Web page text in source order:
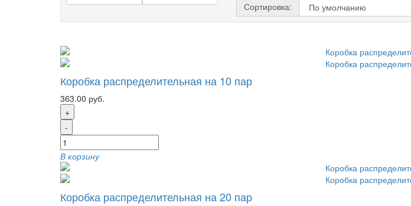
Сортировка:
Коробка распределительная на 10 пар
363.00 руб.
+
-
В корзину
Коробка распределительная на 20 пар